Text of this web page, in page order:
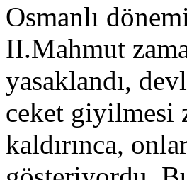
Osmanlı
II.Mahmut
yasaklandı,
ceket
kaldırınca,